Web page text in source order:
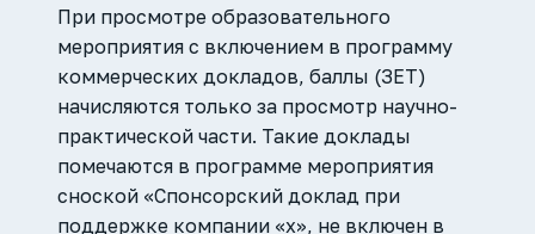
При просмотре образовательного
мероприятия с включением в программу
коммерческих докладов, баллы (ЗЕТ)
начисляются только за просмотр научно-
практической части. Такие доклады
помечаются в программе мероприятия
сноской «Спонсорский доклад при
поддержке компании «х», не включен в